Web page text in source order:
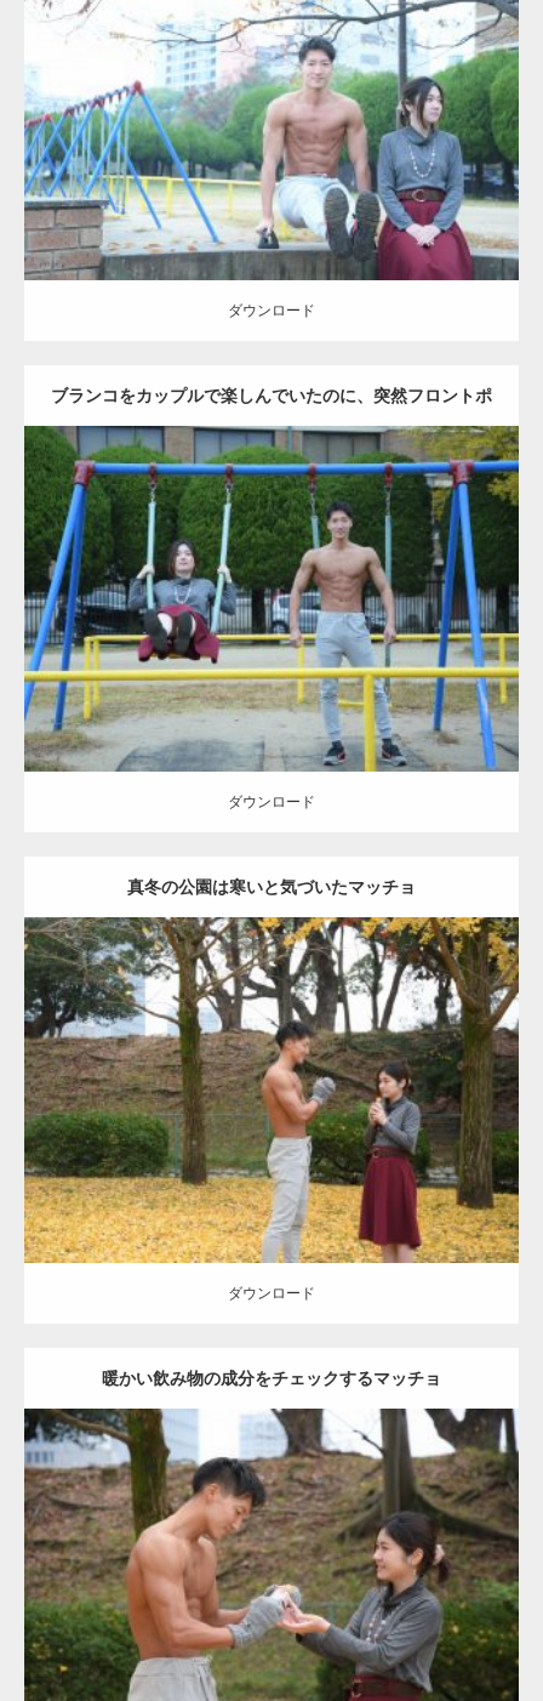
Update:2021.07.6
Category:公園のマッチョ その他 AKIHITO(細マッチョ) 腹筋
ダウンロード
ダウンロード
ブランコをカップルで楽しんでいたのに、突然フロントポ
ーズをするマッチョ
Update: 2021.07.6
Category:公園のマッチョ その他 AKIHITO(細マッチョ) 腹筋 大胸筋
ダウンロード
ダウンロード
真冬の公園は寒いと気づいたマッチョ
Update: 2021.07.8
Category:公園のマッチョ その他 AKIHITO(細マッチョ) 上腕三頭筋
肩
ダウンロード
ダウンロード
暖かい飲み物の成分をチェックするマッチョ
Update:2021.07.8
Category:公園のマッチョ その他 AKIHITO(細マッチョ) 上腕三頭筋
肩
ダウンロード